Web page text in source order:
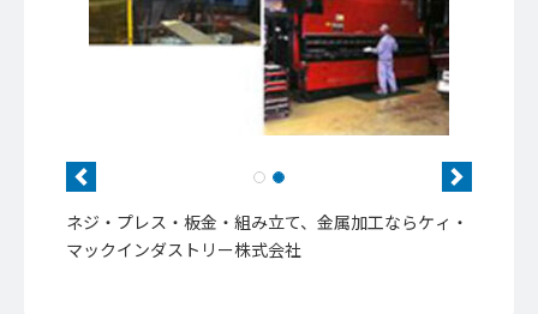
Previous
Next
ネジ・プレス・板金・組み立て、金属加工ならケィ・
マックインダストリー株式会社